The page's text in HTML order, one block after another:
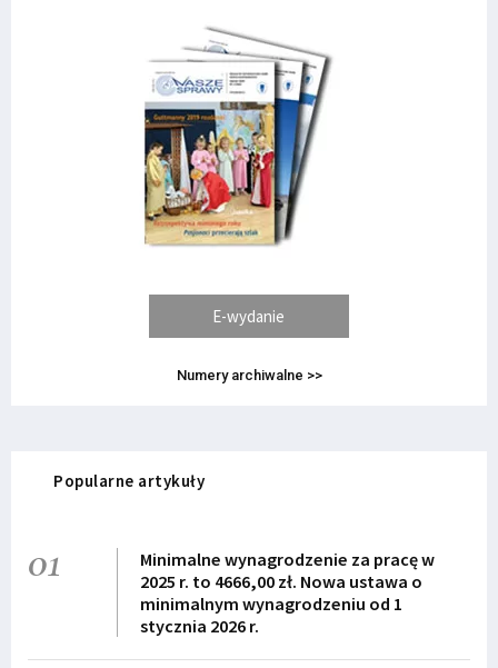
E-wydanie
Numery archiwalne >>
Popularne artykuły
01
Minimalne wynagrodzenie za pracę w
2025 r. to 4666,00 zł. Nowa ustawa o
minimalnym wynagrodzeniu od 1
stycznia 2026 r.